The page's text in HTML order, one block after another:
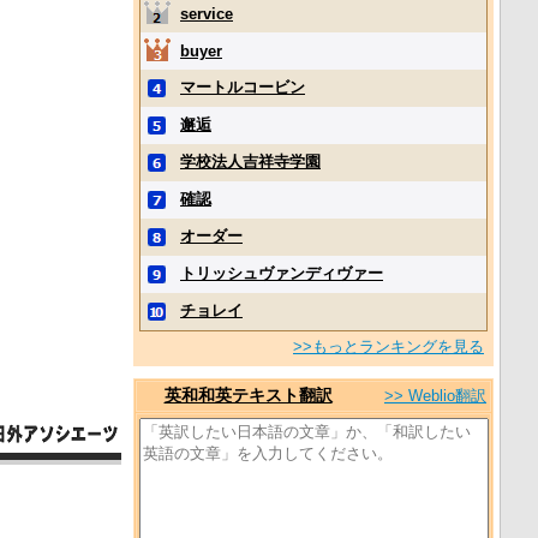
service
buyer
マートルコービン
邂逅
学校法人吉祥寺学園
確認
オーダー
トリッシュヴァンディヴァー
チョレイ
>>もっとランキングを見る
英和和英テキスト翻訳 >> Weblio翻訳